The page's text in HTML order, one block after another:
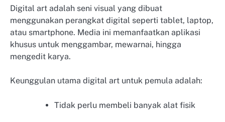
Digital art adalah seni visual yang dibuat
menggunakan perangkat digital seperti tablet, laptop,
atau smartphone. Media ini memanfaatkan aplikasi
khusus untuk menggambar, mewarnai, hingga
mengedit karya.
Keunggulan utama digital art untuk pemula adalah:
Tidak perlu membeli banyak alat fisik